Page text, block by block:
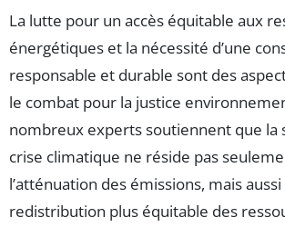
La lutte pour un accès équitable aux
énergétiques et la nécessité d’une
responsable et durable sont des
le combat pour la justice
nombreux experts soutiennent que la
crise climatique ne réside pas
l’atténuation des émissions, mais
redistribution plus équitable des